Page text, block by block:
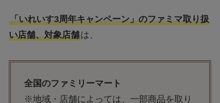
「いれいす3周年キャンペーン」のファミマ取り扱
い店舗、対象店舗は、
全国のファミリーマート
※地域・店舗によっては、一部商品を取り